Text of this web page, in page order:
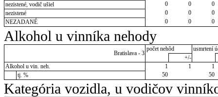
nezistené, vodič ušiel
0 0
0
nezistené
0 0
0
NEZADANÉ
0 0 0
Alkohol u vinníka nehody
Bratislava - 3
počet nehôd
usmrtení
+/-
Alkohol u vin. neh.
1 1
1
tj. %
50 50
Kategória vozidla, u vodičov